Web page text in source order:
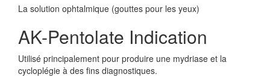
La solution ophtalmique (gouttes pour les yeux)
AK-Pentolate Indication
Utilisé principalement pour produire une mydriase et la
cycloplégie à des fins diagnostiques.